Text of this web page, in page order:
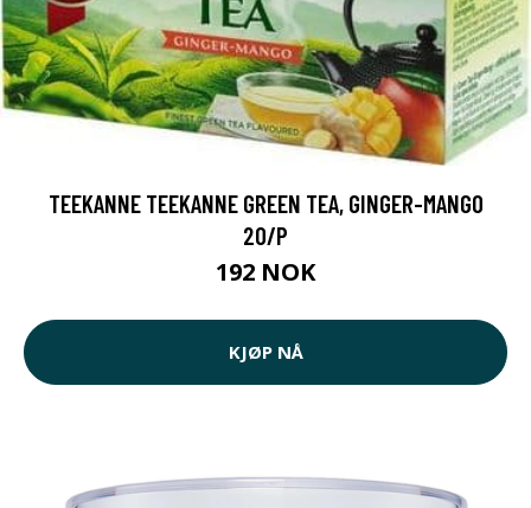
TEEKANNE TEEKANNE GREEN TEA, GINGER-MANGO
20/P
192 NOK
KJØP NÅ